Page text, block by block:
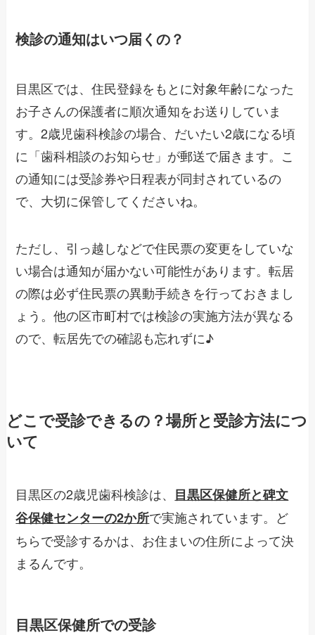
検診の通知はいつ届くの？
目黒区では、住民登録をもとに対象年齢になった
お子さんの保護者に順次通知をお送りしていま
す。2歳児歯科検診の場合、だいたい2歳になる頃
に「歯科相談のお知らせ」が郵送で届きます。こ
の通知には受診券や日程表が同封されているの
で、大切に保管してくださいね。
ただし、引っ越しなどで住民票の変更をしていな
い場合は通知が届かない可能性があります。転居
の際は必ず住民票の異動手続きを行っておきまし
ょう。他の区市町村では検診の実施方法が異なる
ので、転居先での確認も忘れずに♪
どこで受診できるの？場所と受診方法につ
いて
目黒区の2歳児歯科検診は、 目黒区保健所と碑文
谷保健センターの2か所で実施されています。ど
ちらで受診するかは、お住まいの住所によって決
まるんです。
目黒区保健所での受診